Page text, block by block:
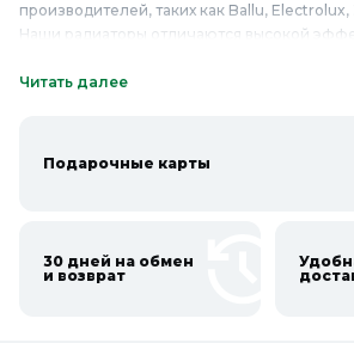
производителей, таких как Ballu, Electrolux,
Наши радиаторы отличаются высокой
прочных и надёжных материалов, что
регулировка температуры, таймер, защита
возможность приобрести качественные
Читать далее
Подарочные карты
30 дней на обмен
и возврат